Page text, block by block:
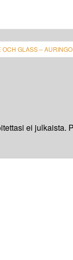
OCH GLASS –
ei julkaista.